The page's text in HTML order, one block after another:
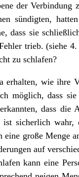
der
sündigten,
dass sie
trieb. (siehe
zu schlafen?
wie ihre
möglich, dass
dass
sicherlich wahr,
große Menge
auf
kann eine